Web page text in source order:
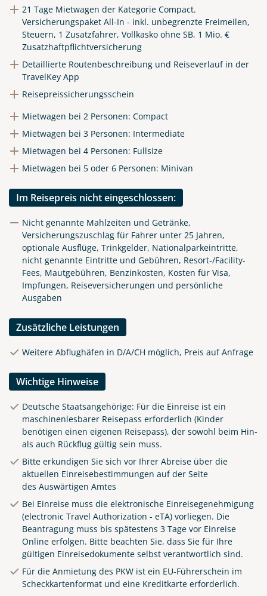
21 Tage Mietwagen der Kategorie Compact.
Versicherungspaket All-In - inkl. unbegrenzte Freimeilen,
Steuern, 1 Zusatzfahrer, Vollkasko ohne SB, 1 Mio. €
Zusatzhaftpflichtversicherung
Detaillierte Routenbeschreibung und Reiseverlauf in der
TravelKey App
Reisepreissicherungsschein
Mietwagen bei 2 Personen: Compact
Mietwagen bei 3 Personen: Intermediate
Mietwagen bei 4 Personen: Fullsize
Mietwagen bei 5 oder 6 Personen: Minivan
Im Reisepreis nicht eingeschlossen:
Nicht genannte Mahlzeiten und Getränke,
Versicherungszuschlag für Fahrer unter 25 Jahren,
optionale Ausflüge, Trinkgelder, Nationalparkeintritte,
nicht genannte Eintritte und Gebühren, Resort-/Facility-
Fees, Mautgebühren, Benzinkosten, Kosten für Visa,
Impfungen, Reiseversicherungen und persönliche
Ausgaben
Zusätzliche Leistungen
Weitere Abflughäfen in D/A/CH möglich, Preis auf Anfrage
Wichtige Hinweise
Deutsche Staatsangehörige: Für die Einreise ist ein
maschinenlesbarer Reisepass erforderlich (Kinder
benötigen einen eigenen Reisepass), der sowohl beim Hin-
als auch Rückflug gültig sein muss.
Bitte erkundigen Sie sich vor Ihrer Abreise über die
aktuellen Einreisebestimmungen auf der Seite
des Auswärtigen Amtes
Bei Einreise muss die elektronische Einreisegenehmigung
(electronic Travel Authorization - eTA) vorliegen. Die
Beantragung muss bis spätestens 3 Tage vor Einreise
Online erfolgen. Bitte beachten Sie, dass Sie für Ihre
gültigen Einreisedokumente selbst verantwortlich sind.
Für die Anmietung des PKW ist ein EU-Führerschein im
Scheckkartenformat und eine Kreditkarte erforderlich.